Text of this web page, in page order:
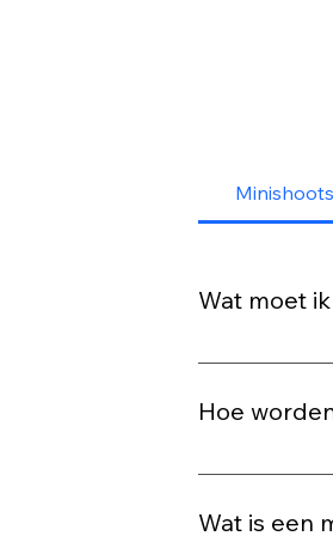
Minishoots
Wat moet
Draag iets
Hoe
Bij een
Wat is een